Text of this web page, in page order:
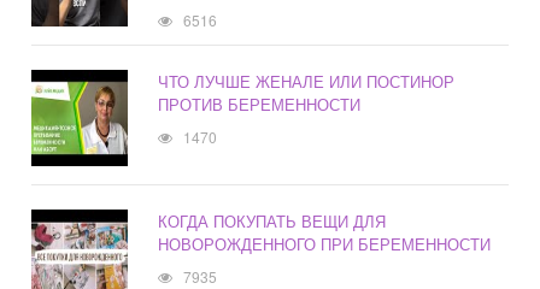
6516
ЧТО ЛУЧШЕ ЖЕНАЛЕ ИЛИ ПОСТИНОР
ПРОТИВ БЕРЕМЕННОСТИ
1470
КОГДА ПОКУПАТЬ ВЕЩИ ДЛЯ
НОВОРОЖДЕННОГО ПРИ БЕРЕМЕННОСТИ
7935